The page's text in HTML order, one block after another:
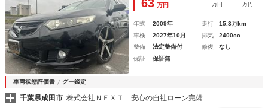
レザーシート
63 万円 万円 万円
年式 2009年 走行
15.3万km
車検
2027年10月 排気
2400cc
整備
法定整備付 修復
なし
保証
保証無
車両状態評価書 グー鑑定
千葉県成田市 株式会社ＮＥＸＴ 安心の自社ローン完備